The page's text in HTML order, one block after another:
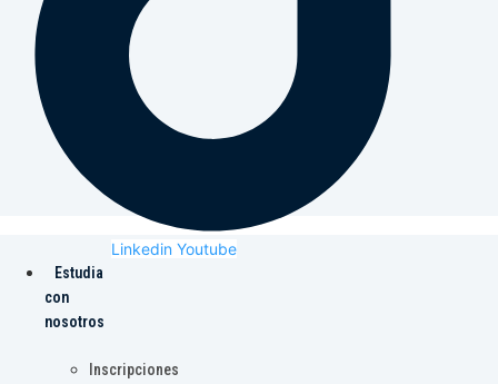
Linkedin Youtube
Estudia
con
nosotros
Inscripciones